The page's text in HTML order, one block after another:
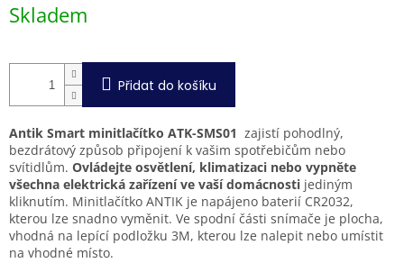
cena:
Skladem
Přidat do košíku
Antik Smart minitlačítko ATK-SMS01 zajistí pohodlný,
bezdrátový způsob připojení k vašim spotřebičům nebo
svítidlům. Ovládejte osvětlení, klimatizaci nebo vypněte
všechna elektrická zařízení ve vaší domácnosti jediným
kliknutím. Minitlačítko ANTIK je napájeno baterií CR2032,
kterou lze snadno vyměnit. Ve spodní části snímače je plocha,
vhodná na lepící podložku 3M, kterou lze nalepit nebo umístit
na vhodné místo.